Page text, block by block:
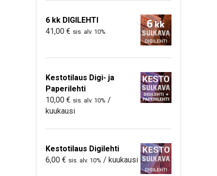
6 kk DIGILEHTI
41,00 € sis. alv. 10%
Kestotilaus Digi- ja
Paperilehti
10,00 € sis. alv. 10% /
kuukausi
Kestotilaus Digilehti
6,00 € sis. alv. 10% / kuukausi